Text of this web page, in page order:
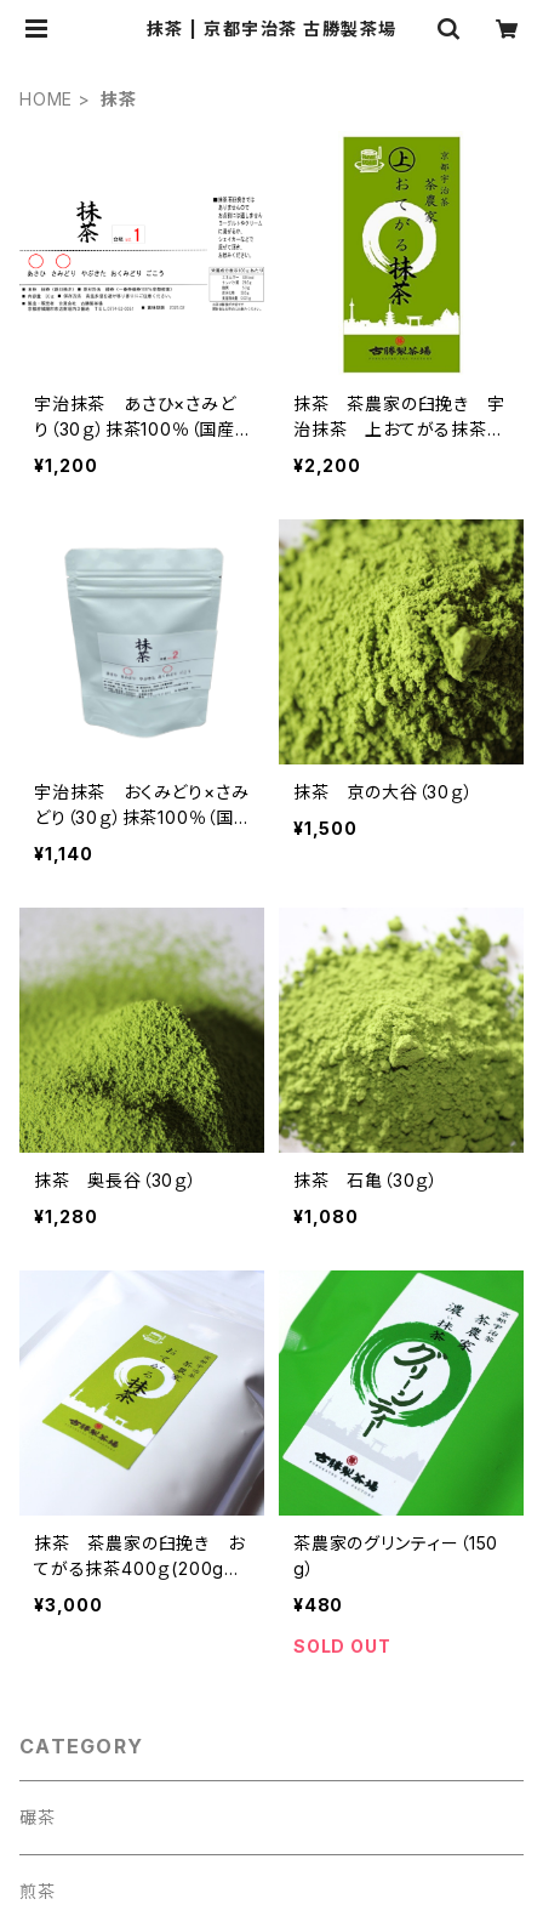
抹茶 | 京都宇治茶 古勝製茶場
HOME 抹茶
宇治抹茶 あさひ×さみど
り（30ｇ）抹茶100％（国産1
00％・無添加・無香料・無着
色）（製菓・抹茶ラテ・お稽古
合組01
¥1,200
抹茶 茶農家の臼挽き 宇
治抹茶 上おてがる抹茶
100ｇ
¥2,200
宇治抹茶 おくみどり×さみ
どり（30ｇ）抹茶100％（国
産100％・無添加・無香料・
無着色）（製菓・抹茶ラテ・お
ー、ミルクを入れて抹茶ラテ
に 定価1140円 内容量：
30ｇ入（京都宇治茶 古勝
製茶場） 合組02
¥1,140
抹茶 京の大谷（30ｇ）
¥1,500
抹茶 奥長谷（30ｇ）
¥1,280
抹茶 石亀（30ｇ）
¥1,080
抹茶 茶農家の臼挽き お
てがる抹茶400ｇ(200g×
2)
¥3,000
茶農家のグリンティー（150
g）
¥480
SOLD OUT
CATEGORY
碾茶
煎茶